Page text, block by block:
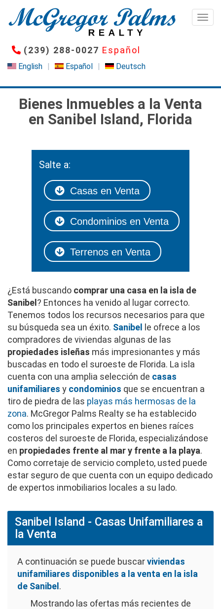
Pasar
principal
(239) 288-0027 Español
English Español Deutsch
Bienes Inmuebles a la Venta
en Sanibel Island, Florida
Salte a:
Casas en Venta
Condominios en Venta
Terrenos en Venta
¿Está buscando comprar una casa en la isla de
Sanibel? Entonces ha venido al lugar correcto.
Tenemos todos los recursos necesarios para que
su búsqueda sea un éxito. Sanibel le ofrece a los
compradores de viviendas algunas de las
propiedades isleñas más impresionantes y más
buscadas en todo el suroeste de Florida. La isla
cuenta con una amplia selección de casas
unifamiliares y condominios que se encuentran a
tiro de piedra de las playas más hermosas de la
zona. McGregor Palms Realty se ha establecido
como los principales expertos en bienes raíces
costeros del suroeste de Florida, especializándose
en propiedades frente al mar y frente a la playa.
Como corretaje de servicio completo, usted puede
estar seguro de que cuenta con un equipo dedicado
de expertos inmobiliarios locales a su lado.
Sanibel Island - Casas Unifamiliares a
la Venta
A continuación se puede buscarviviendas
unifamiliares disponibles a la venta en la isla
de Sanibel.
Mostrando las ofertas más recientes de